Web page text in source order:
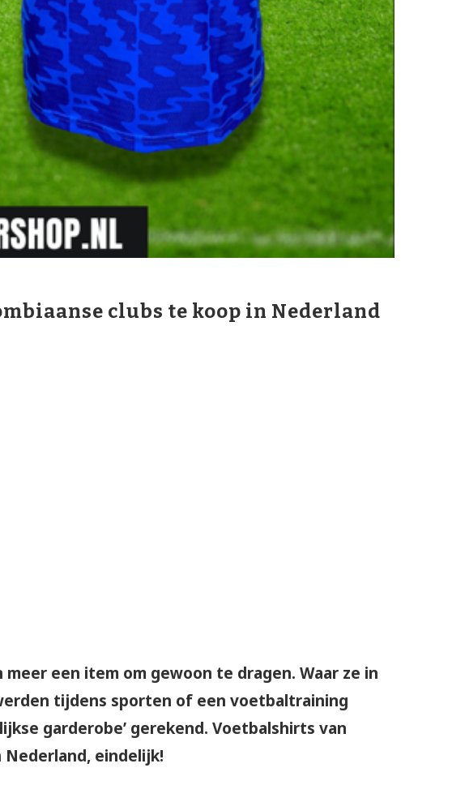
clubs te koop in Nederland
een item om gewoon te dragen. Waar ze in
tijdens sporten of een voetbaltraining
garderobe’ gerekend. Voetbalshirts van
Nederland, eindelijk!